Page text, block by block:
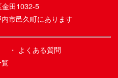
田1032-5
市邑久町にあります
・ よくある質問
覧